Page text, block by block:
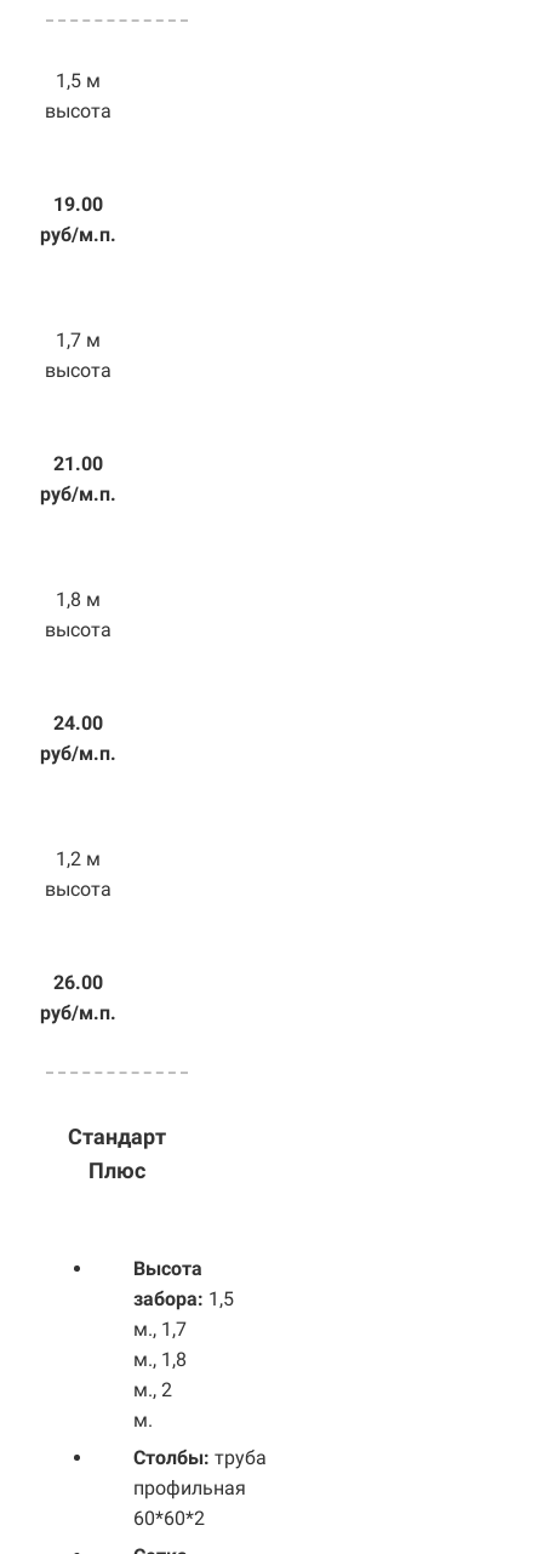
1,5 м
высота
19.00
руб/м.п.
1,7 м
высота
21.00
руб/м.п.
1,8 м
высота
24.00
руб/м.п.
1,2 м
высота
26.00
руб/м.п.
Стандарт
Плюс
Высота
забора: 1,5
м., 1,7
м., 1,8
м., 2
м.
Столбы: труба
профильная
60*60*2